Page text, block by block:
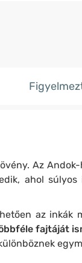
Az
ahol súlyos
az inkák
fajtáját